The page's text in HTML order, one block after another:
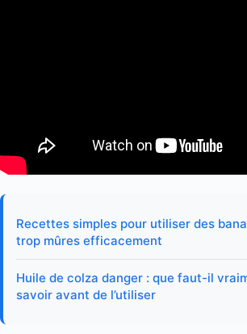
Recettes simples pour utiliser des
trop mûres efficacement
Huile de colza danger : que faut-il
savoir avant de l’utiliser